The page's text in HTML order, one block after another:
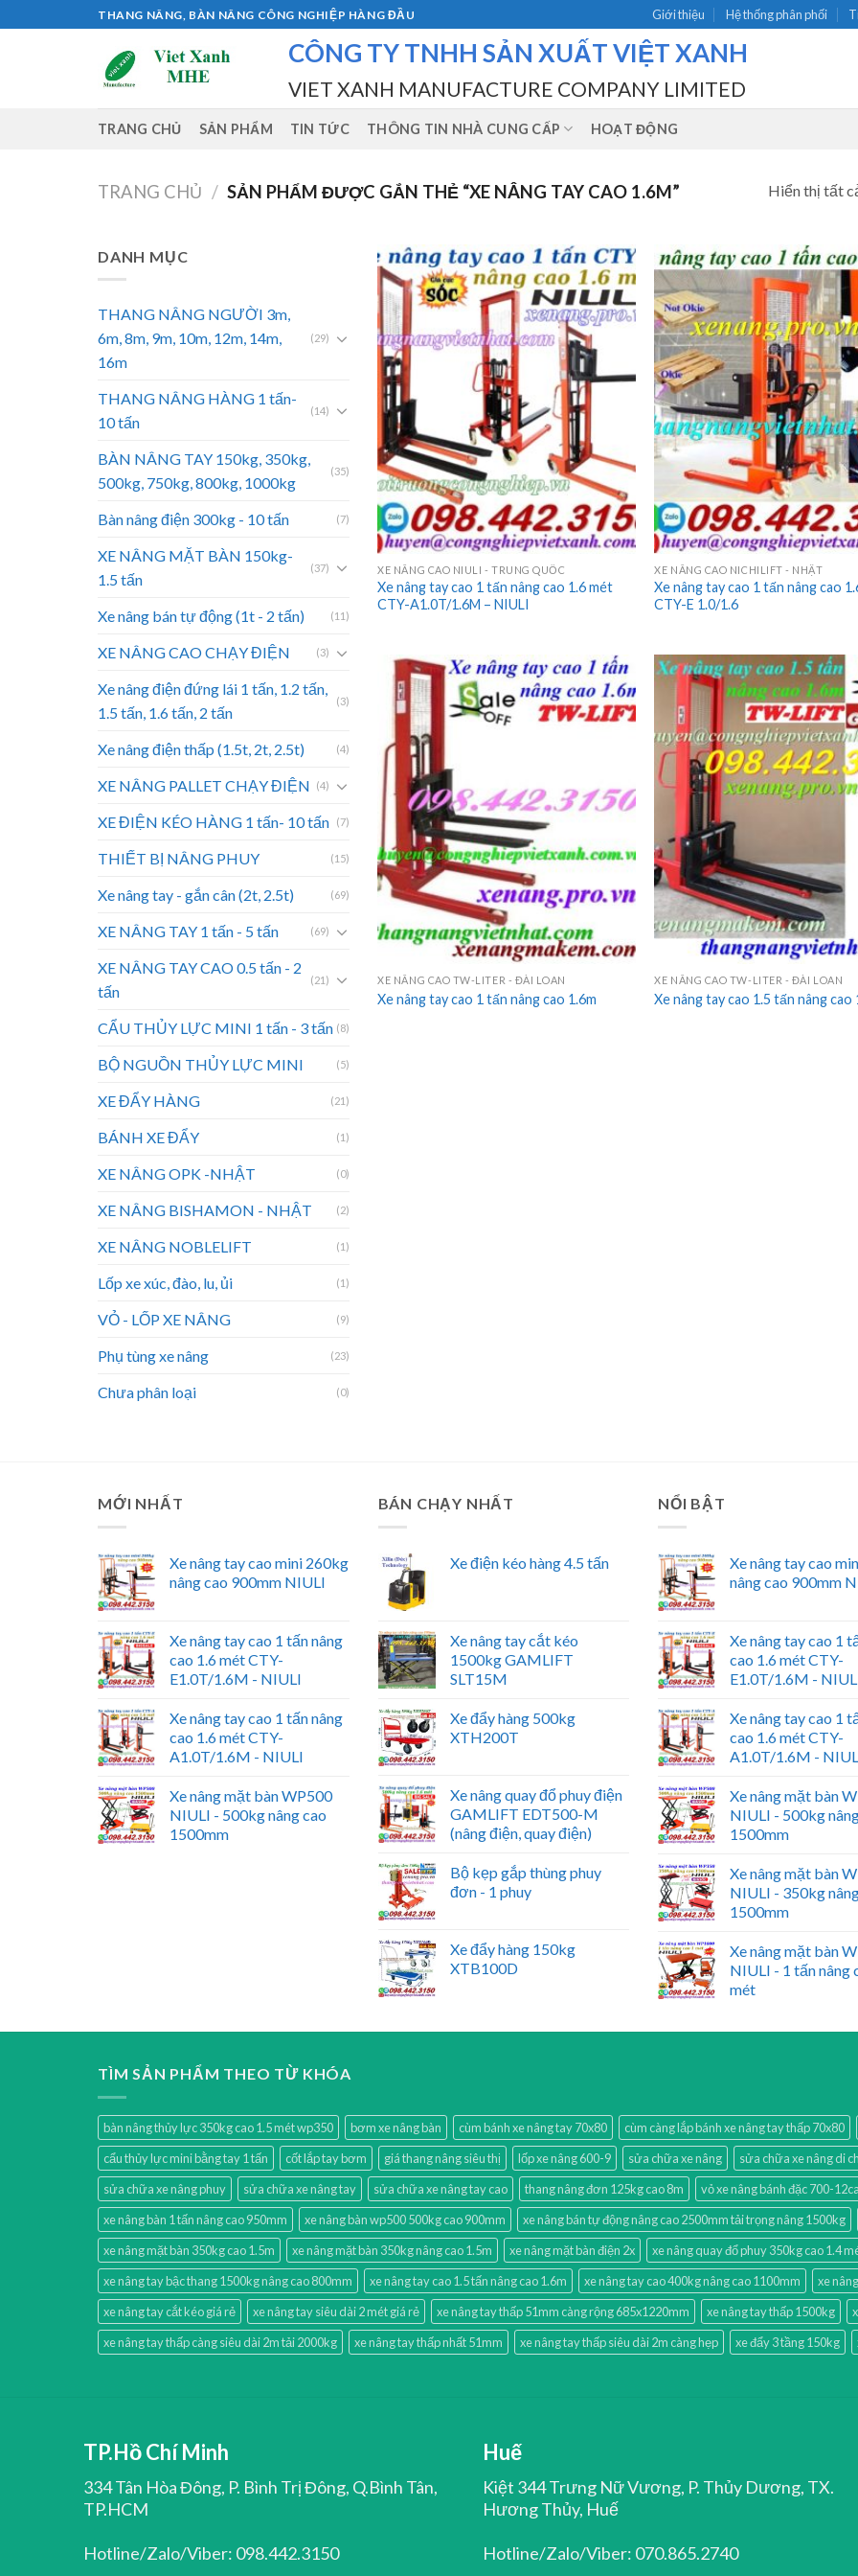
to
THANG NÂNG, BÀN NÂNG CÔNG NGHIỆP HÀNG ĐẦU Giới thiệu Hệ thống phân phối
CÔNG TY TNHH SẢN XUẤT VIỆT XANH
VIET XANH MANUFACTURE COMPANY LIMITED
TRANG CHỦ SẢN PHẨM TIN TỨC THÔNG TIN NHÀ CUNG CẤP HOẠT ĐỘNG
TRANG CHỦ / SẢN PHẨM ĐƯỢC GẮN THẺ “XE NÂNG TAY CAO 1.6M” Hiển thị tất
DANH MỤC
THANG NÂNG NGƯỜI 3m,
6m, 8m, 9m, 10m, 12m, 14m,
16m
(29)
THANG NÂNG HÀNG 1 tấn-
10 tấn
(14)
BÀN NÂNG TAY 150kg, 350kg,
500kg, 750kg, 800kg, 1000kg
(35)
Bàn nâng điện 300kg - 10 tấn (7)
XE NÂNG MẶT BÀN 150kg-
1.5 tấn
(37)
Xe nâng bán tự động (1t - 2 tấn) (11)
XE NÂNG CAO CHẠY ĐIỆN (3)
Xe nâng điện đứng lái 1 tấn, 1.2 tấn,
1.5 tấn, 1.6 tấn, 2 tấn
(3)
Xe nâng điện thấp (1.5t, 2t, 2.5t) (4)
XE NÂNG PALLET CHẠY ĐIỆN (4)
XE ĐIỆN KÉO HÀNG 1 tấn- 10 tấn (7)
THIẾT BỊ NÂNG PHUY (15)
Xe nâng tay - gắn cân (2t, 2.5t) (69)
XE NÂNG TAY 1 tấn - 5 tấn (69)
XE NÂNG TAY CAO 0.5 tấn - 2
tấn
(21)
CẨU THỦY LỰC MINI 1 tấn - 3 tấn (8)
BỘ NGUỒN THỦY LỰC MINI (5)
XE ĐẨY HÀNG (21)
BÁNH XE ĐẨY (1)
XE NÂNG OPK -NHẬT (0)
XE NÂNG BISHAMON - NHẬT (2)
XE NÂNG NOBLELIFT (1)
Lốp xe xúc, đào, lu, ủi (1)
VỎ - LỐP XE NÂNG (9)
Phụ tùng xe nâng (23)
Chưa phân loại (0)
XE NÂNG CAO NIULI - TRUNG QUỐC
Xe nâng tay cao 1 tấn nâng cao 1.6 mét
CTY-A1.0T/1.6M – NIULI
XE NÂNG CAO NICHILIFT - NHẬT
Xe nâng tay cao 1 tấn nâng cao
CTY-E 1.0/1.6
XE NÂNG CAO TW-LITER - ĐÀI LOAN
Xe nâng tay cao 1 tấn nâng cao 1.6m
XE NÂNG CAO TW-LITER - ĐÀI LOAN
Xe nâng tay cao 1.5 tấn nâng cao
MỚI NHẤT
Xe nâng tay cao mini 260kg
nâng cao 900mm NIULI
Xe nâng tay cao 1 tấn nâng
cao 1.6 mét CTY-
E1.0T/1.6M - NIULI
Xe nâng tay cao 1 tấn nâng
cao 1.6 mét CTY-
A1.0T/1.6M - NIULI
Xe nâng mặt bàn WP500
NIULI - 500kg nâng cao
1500mm
BÁN CHẠY NHẤT
Xe điện kéo hàng 4.5 tấn
Xe nâng tay cắt kéo
1500kg GAMLIFT
SLT15M
Xe đẩy hàng 500kg
XTH200T
Xe nâng quay đổ phuy điện
GAMLIFT EDT500-M
(nâng điện, quay điện)
Bộ kẹp gắp thùng phuy
đơn - 1 phuy
Xe đẩy hàng 150kg
XTB100D
NỔI BẬT
Xe nâng tay cao
nâng cao 900mm
Xe nâng tay cao 1
cao 1.6 mét CTY-
E1.0T/1.6M -
Xe nâng tay cao 1
cao 1.6 mét CTY-
A1.0T/1.6M -
Xe nâng mặt bàn
NIULI - 500kg
1500mm
Xe nâng mặt bàn
NIULI - 350kg
1500mm
Xe nâng mặt bàn
NIULI - 1 tấn nâng
mét
TÌM SẢN PHẨM THEO TỪ KHÓA
bàn nâng thủy lực 350kg cao 1.5 mét wp350 bơm xe nâng bàn cùm bánh xe nâng tay 70x80
cùm càng lắp bánh xe nâng tay thấp 70x80
cẩu thủy lực mini bằng tay 1 tấn
cốt lắp tay bơm giá thang nâng siêu thị lốp xe nâng 600-9 sửa chữa xe nâng
sửa chữa xe nâng di
sửa chữa xe nâng phuy
sửa chữa xe nâng tay sửa chữa xe nâng tay cao thang nâng đơn 125kg cao 8m
vỏ xe nâng bánh đặc 700-
xe nâng bàn 1 tấn nâng cao 950mm
xe nâng bàn wp500 500kg cao 900mm
xe nâng bán tự động nâng cao 2500mm tải trọng nâng 1500kg
xe nâng mặt bàn 350kg cao 1.5m
xe nâng mặt bàn 350kg nâng cao 1.5m xe nâng mặt bàn điện 2x
xe nâng quay đổ phuy 350kg cao 1.4
xe nâng tay bậc thang 1500kg nâng cao 800mm
xe nâng tay cao 1.5 tấn nâng cao 1.6m xe nâng tay cao 400kg nâng cao 1100mm
xe
xe nâng tay cắt kéo giá rẻ
xe nâng tay siêu dài 2 mét giá rẻ xe nâng tay thấp 51mm càng rộng 685x1220mm xe nâng tay thấp 1500kg
xe nâng tay thấp càng siêu dài 2m tải 2000kg
xe nâng tay thấp nhất 51mm xe nâng tay thấp siêu dài 2m càng hẹp xe đẩy 3 tầng 150kg
TP.Hồ Chí Minh
334 Tân Hòa Đông, P. Bình Trị Đông, Q.Bình Tân,
TP.HCM
Hotline/Zalo/Viber: 098.442.3150
Huế
Kiệt 344 Trưng Nữ Vương, P. Thủy Dương, TX.
Hương Thủy, Huế
Hotline/Zalo/Viber: 070.865.2740